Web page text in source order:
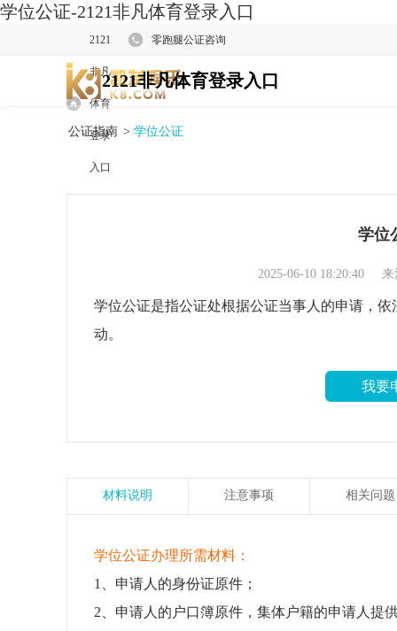
学位公证-2121非凡体育登录入口
2121
非凡
体育
登录
入口
零跑腿公证咨询
2121非凡体育登录入口
公证指南 > 学位公证
学位
2025-06-10 18:20:40
学位公证是指公证处根据公证当事人的申请，
动。
我要
材料说明 注意事项 相关问题
学位公证办理所需材料：
1、申请人的身份证原件；
2、申请人的户口簿原件，集体户籍的申请人提